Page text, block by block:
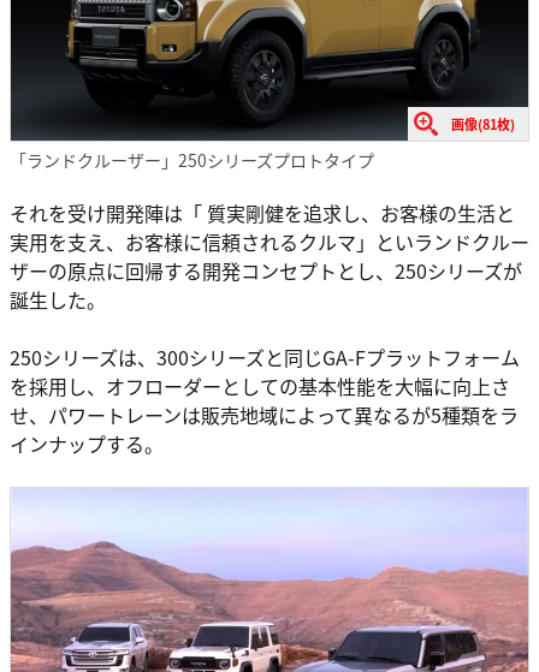
画像(81枚)
「ランドクルーザー」250シリーズプロトタイプ
それを受け開発陣は「 質実剛健を追求し、お客様の生活と
実用を支え、お客様に信頼されるクルマ」といランドクルー
ザーの原点に回帰する開発コンセプトとし、250シリーズが
誕生した。
250シリーズは、300シリーズと同じGA-Fプラットフォーム
を採用し、オフローダーとしての基本性能を大幅に向上さ
せ、パワートレーンは販売地域によって異なるが5種類をラ
インナップする。